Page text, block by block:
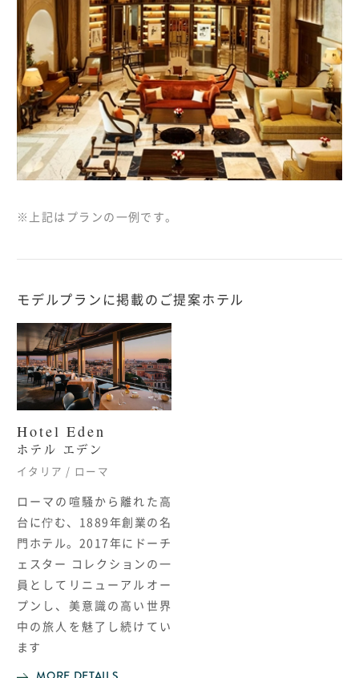
※上記はプランの一例です。
モデルプランに掲載のご提案ホテル
Hotel Eden
ホテル エデン
イタリア / ローマ
ローマの喧騒から離れた高
台に佇む、 1889 年創業の名
門ホテル。 2017 年にドーチ
ェスター コレクションの一
員としてリニューアルオー
プンし、美意識の高い世界
中の旅人を魅了し続けてい
ます